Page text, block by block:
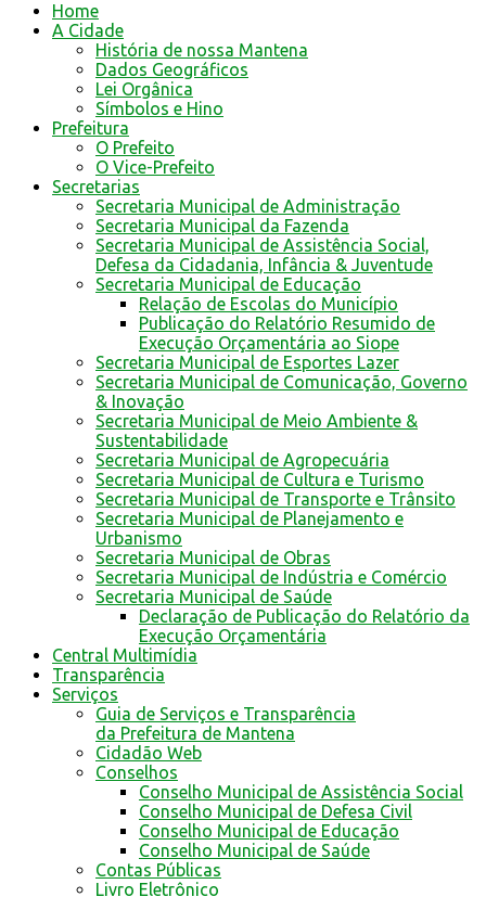
Home
A Cidade
História de nossa Mantena
Dados Geográficos
Lei Orgânica
Símbolos e Hino
Prefeitura
O Prefeito
O Vice-Prefeito
Secretarias
Secretaria Municipal de Administração
Secretaria Municipal da Fazenda
Secretaria Municipal de Assistência Social,
Defesa da Cidadania, Infância & Juventude
Secretaria Municipal de Educação
Relação de Escolas do Município
Publicação do Relatório Resumido de
Execução Orçamentária ao Siope
Secretaria Municipal de Esportes Lazer
Secretaria Municipal de Comunicação, Governo
& Inovação
Secretaria Municipal de Meio Ambiente &
Sustentabilidade
Secretaria Municipal de Agropecuária
Secretaria Municipal de Cultura e Turismo
Secretaria Municipal de Transporte e Trânsito
Secretaria Municipal de Planejamento e
Urbanismo
Secretaria Municipal de Obras
Secretaria Municipal de Indústria e Comércio
Secretaria Municipal de Saúde
Declaração de Publicação do Relatório da
Execução Orçamentária
Central Multimídia
Transparência
Serviços
Guia de Serviços e Transparência
da Prefeitura de Mantena
Cidadão Web
Conselhos
Conselho Municipal de Assistência Social
Conselho Municipal de Defesa Civil
Conselho Municipal de Educação
Conselho Municipal de Saúde
Contas Públicas
Livro Eletrônico